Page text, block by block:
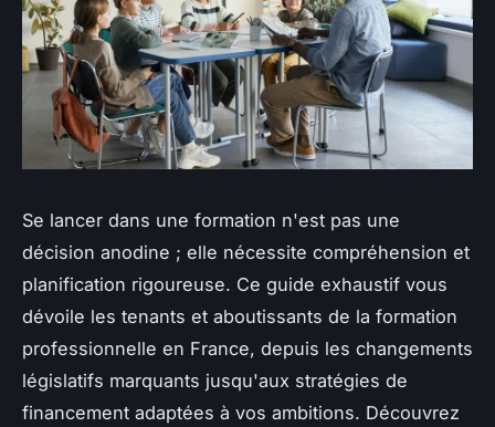
Se lancer dans une formation n'est pas une
décision anodine ; elle nécessite compréhension et
planification rigoureuse. Ce guide exhaustif vous
dévoile les tenants et aboutissants de la formation
professionnelle en France, depuis les changements
législatifs marquants jusqu'aux stratégies de
financement adaptées à vos ambitions. Découvrez